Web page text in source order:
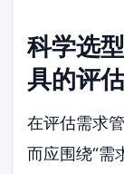
科学选
具的评
在评估需求
而应围绕“需